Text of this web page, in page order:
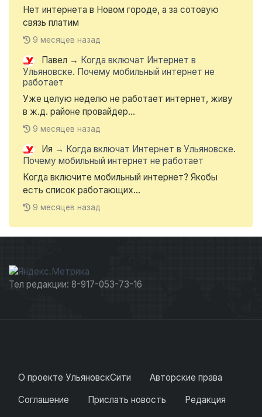
Нет интернета в Новом городе, а за сотовую
связь платим
9 месяцев назад
Павел → Когда включат Интернет в
Ульяновске. Почему мобильный интернет не
работает
Уже целую неделю не работает интернет, живу
в ж.д. районе провайдер...
9 месяцев назад
Ия → Когда включат Интернет в Ульяновске.
Почему мобильный интернет не работает
Когда включите мобильный интернет? Якобы
есть список работающих...
9 месяцев назад
Тел редакции: 8-917-053-73-16
О проекте УльяновскСити
Авторские права
Соглашение
Прислать новость
Редакция